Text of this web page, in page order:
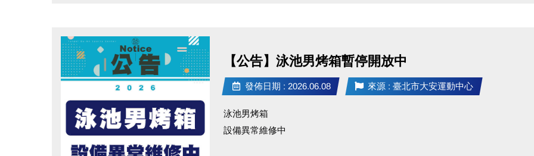
【公告】泳池男烤箱暫停開放中
發佈日期 : 2026.06.08 來源 : 臺北市大安運動中心
泳池男烤箱
設備異常維修中